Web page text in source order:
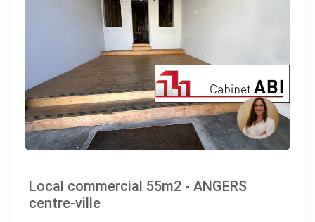
Local commercial 55m2 - ANGERS
centre-ville